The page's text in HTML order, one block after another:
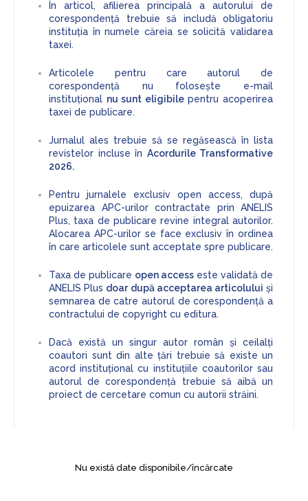
În articol, afilierea principală a autorului de
corespondență trebuie să includă obligatoriu
instituția în numele căreia se solicită validarea
taxei.
Articolele pentru care autorul de
corespondență nu folosește e-mail
instituțional nu sunt eligibilepentru acoperirea
taxei de publicare.
Jurnalul ales trebuie să se regăsească în lista
revistelor incluse în Acordurile Transformative
2026.
Pentru jurnalele exclusiv open access, după
epuizarea APC-urilor contractate prin ANELIS
Plus, taxa de publicare revine integral autorilor.
Alocarea APC-urilor se face exclusiv în ordinea
în care articolele sunt acceptate spre publicare.
Taxa de publicare open access este validată de
ANELIS Plus doar după acceptarea articolului și
semnarea de catre autorul de corespondență a
contractului de copyright cu editura.
Dacă există un singur autor român și ceilalți
coautori sunt din alte țări trebuie să existe un
acord instituțional cu instituțiile coautorilor sau
autorul de corespondență trebuie să aibă un
proiect de cercetare comun cu autorii străini.
Nu există date disponibile/încărcate